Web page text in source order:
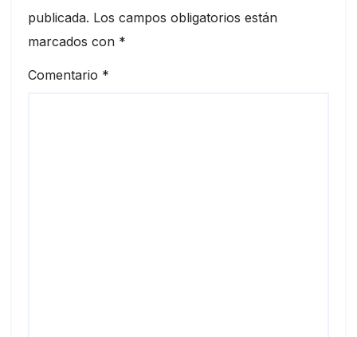
publicada. Los campos obligatorios están
marcados con *
Comentario *